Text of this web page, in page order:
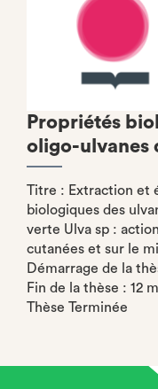
Propriétés
oligo-ulvanes
Titre : Extraction et
biologiques des
verte Ulva sp :
cutanées et sur le
Démarrage de la
Fin de la thèse : 12
Thèse Terminée